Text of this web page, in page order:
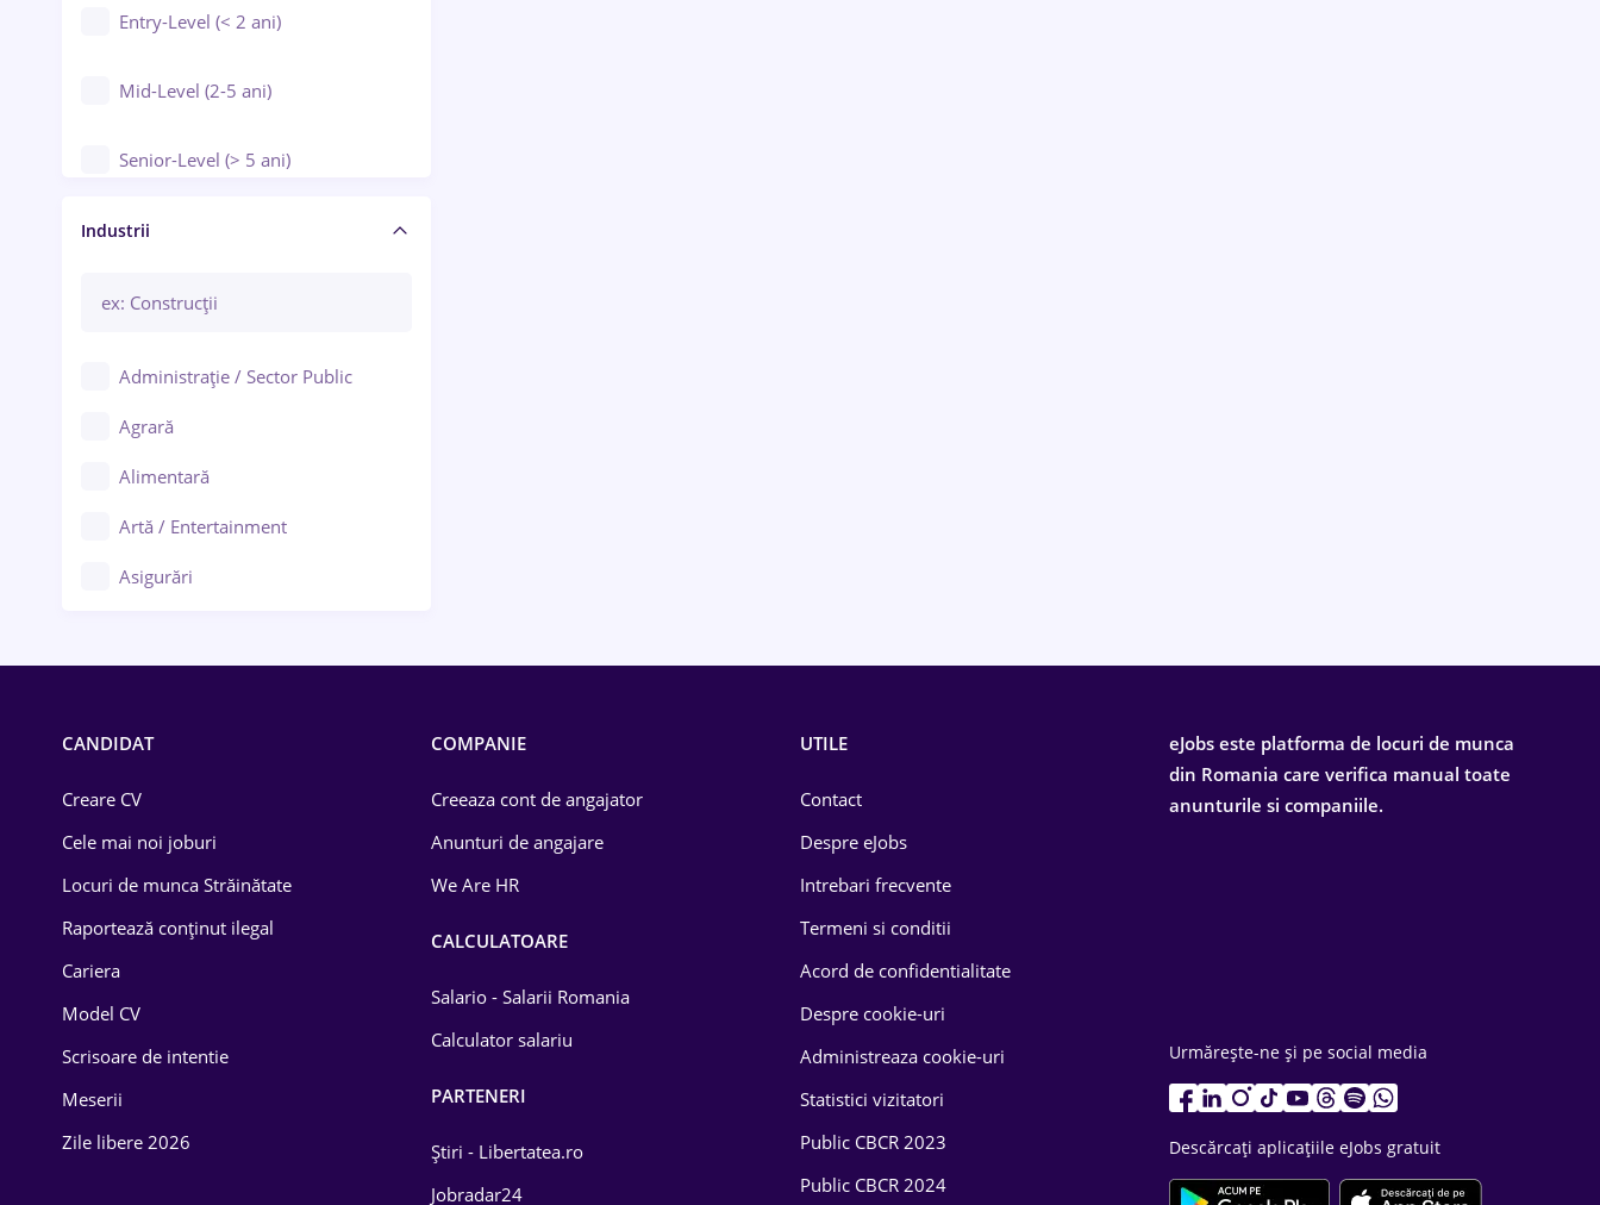
Entry-Level (< 2 ani)
Mid-Level (2-5 ani)
Senior-Level (> 5 ani)
Manager / Executiv
Industrii
Administrație / Sector Public
Agrară
Alimentară
Artă / Entertainment
Asigurări
Drept
Educație / Training
Energetică
Farma
CANDIDAT
Creare CV
Cele mai noi joburi
Locuri de munca Străinătate
Raportează conținut ilegal
Cariera
Model CV
Scrisoare de intentie
Meserii
Zile libere 2026
COMPANIE
Creeaza cont de angajator
Anunturi de angajare
We Are HR
CALCULATOARE
Salario - Salarii Romania
Calculator salariu
PARTENERI
Știri - Libertatea.ro
Jobradar24
UTILE
Contact
Despre eJobs
Intrebari frecvente
Termeni si conditii
Acord de confidentialitate
Despre cookie-uri
Administreaza cookie-uri
Statistici vizitatori
Public CBCR 2023
Public CBCR 2024
eJobs este platforma de locuri de munca
din Romania care verifica manual toate
anunturile si companiile.
Urmărește-ne și pe social media
Descărcați aplicațiile eJobs gratuit